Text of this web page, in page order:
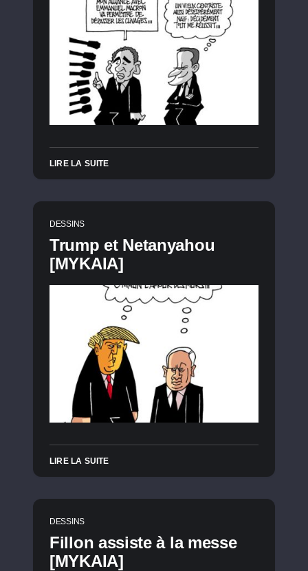
LIRE LA SUITE
DESSINS
Trump et Netanyahou
[MYKAIA]
LIRE LA SUITE
DESSINS
Fillon assiste à la messe
[MYKAIA]